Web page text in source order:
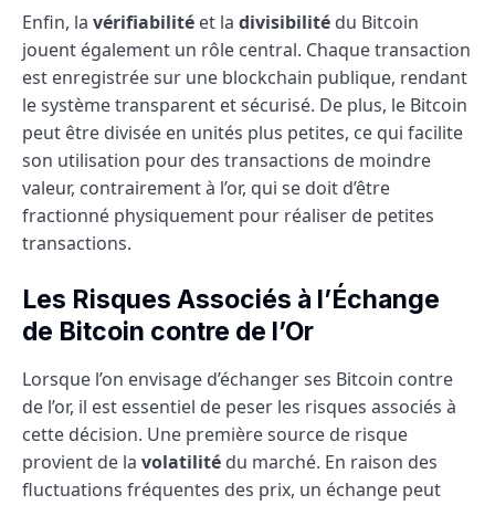
Enfin, la vérifiabilité et la divisibilité du Bitcoin
jouent également un rôle central. Chaque transaction
est enregistrée sur une blockchain publique, rendant
le système transparent et sécurisé. De plus, le Bitcoin
peut être divisée en unités plus petites, ce qui facilite
son utilisation pour des transactions de moindre
valeur, contrairement à l’or, qui se doit d’être
fractionné physiquement pour réaliser de petites
transactions.
Les Risques Associés à l’Échange
de Bitcoin contre de l’Or
Lorsque l’on envisage d’échanger ses Bitcoin contre
de l’or, il est essentiel de peser les risques associés à
cette décision. Une première source de risque
provient de la volatilité du marché. En raison des
fluctuations fréquentes des prix, un échange peut